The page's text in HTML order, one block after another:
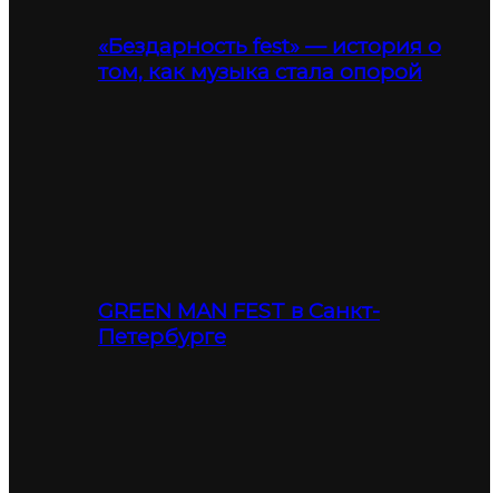
«Бездарность fest» — история о
том, как музыка стала опорой
GREEN MAN FEST в Санкт-
Петербурге